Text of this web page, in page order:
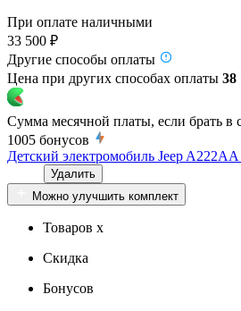
При оплате наличными
33 500 ₽
Другие способы оплаты
Цена при других способах оплаты 38
Сумма месячной платы, если брать в
1005 бонусов
Детский электромобиль Jeep
Удалить
Можно улучшить комплект
Товаров x
Скидка
Бонусов